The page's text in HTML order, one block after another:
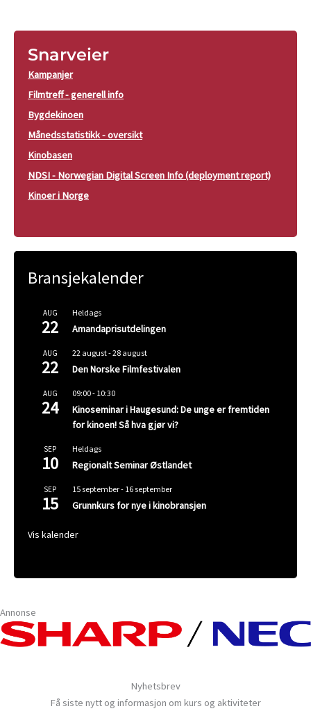
Snarveier
Kampanjer
Filmtreff - generell info
Bygdekinoen
Månedsstatistikk - oversikt
Kinobasen
NDSI - Norwegian Digital Screen Info (deployment report)
Kinoer i Norge
Bransjekalender
AUG
22
Heldags
Amandaprisutdelingen
AUG
22
22 august-28 august
Den Norske Filmfestivalen
AUG
24
09:00- 10:30
Kinoseminar i Haugesund: De unge er fremtiden
for kinoen! Så hva gjør vi?
SEP
10
Heldags
Regionalt Seminar Østlandet
SEP
15
15 september- 16 september
Grunnkurs for nye i kinobransjen
Vis kalender
Annonse
Nyhetsbrev
Få siste nytt og informasjon om kurs og aktiviteter